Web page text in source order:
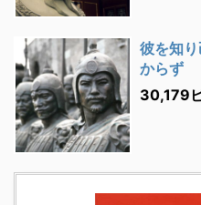
彼を知
からず
30,179